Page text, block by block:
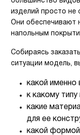
изделий просто не
Они обеспечивают
напольным
Собираясь
ситуации модель,
какой
к какому
какие
для ее
какой